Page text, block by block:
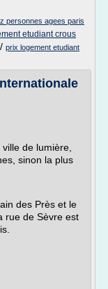
personnes agees paris
etudiant crous
/ prix logement etudiant
de lumière,
sinon la plus
des Près et le
rue de Sèvre est